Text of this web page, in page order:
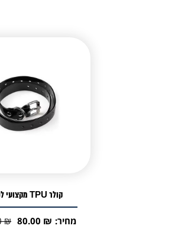
קולר TPU מקצועי לכלבים
מחיר: ₪ 80.00 ₪